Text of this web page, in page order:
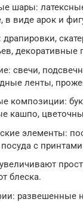
шары:
в виде арок и
драпировки,
декоративные
свечи,
ленты,
композиции:
кашпо,
элементы:
с
блеска.
развешенные